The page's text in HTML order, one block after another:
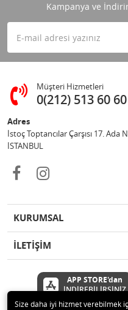
Kampanya ve
Müşteri Hizmetleri
0(212) 513 60 60
Adres
İstoç Toptancılar Çarşısı 17.
İSTANBUL
KURUMSAL
İLETİŞİM
APP STORE'dan
İNDİREBİLİRSİNİZ
Size daha iyi hizmet verebilmek